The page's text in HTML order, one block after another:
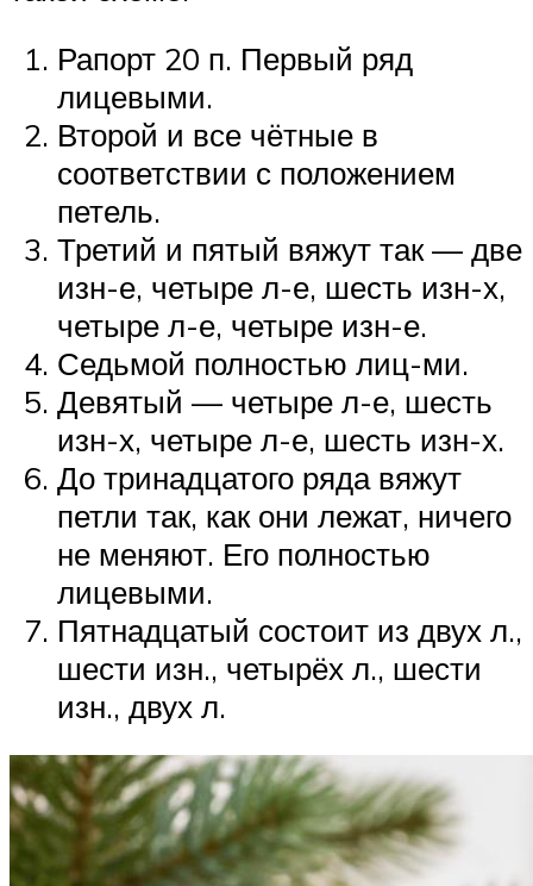
Рапорт 20 п. Первый ряд
лицевыми.
Второй и все чётные в
соответствии с положением
петель.
Третий и пятый вяжут так — две
изн-е, четыре л-е, шесть изн-х,
четыре л-е, четыре изн-е.
Седьмой полностью лиц-ми.
Девятый — четыре л-е, шесть
изн-х, четыре л-е, шесть изн-х.
До тринадцатого ряда вяжут
петли так, как они лежат, ничего
не меняют. Его полностью
лицевыми.
Пятнадцатый состоит из двух л.,
шести изн., четырёх л., шести
изн., двух л.